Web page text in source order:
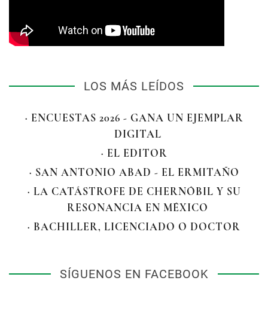
LOS MÁS LEÍDOS
· ENCUESTAS 2026 - GANA UN EJEMPLAR
DIGITAL
· EL EDITOR
· SAN ANTONIO ABAD - EL ERMITAÑO
· LA CATÁSTROFE DE CHERNÓBIL Y SU
RESONANCIA EN MÉXICO
· BACHILLER, LICENCIADO O DOCTOR
SÍGUENOS EN FACEBOOK